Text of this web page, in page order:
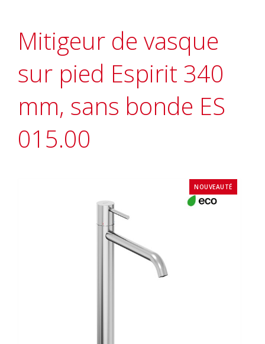
Mitigeur de vasque
sur pied Espirit 340
mm, sans bonde ES
015.00
NOUVEAUTÉ